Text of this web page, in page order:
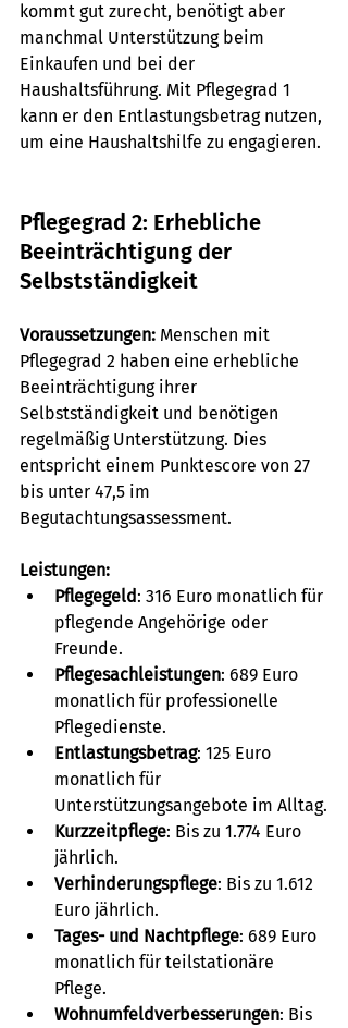
kommt gut zurecht, benötigt aber
manchmal Unterstützung beim
Einkaufen und bei der
Haushaltsführung. Mit Pflegegrad 1
kann er den Entlastungsbetrag nutzen,
um eine Haushaltshilfe zu engagieren.
Pflegegrad 2: Erhebliche
Beeinträchtigung der
Selbstständigkeit
Voraussetzungen: Menschen mit
Pflegegrad 2 haben eine erhebliche
Beeinträchtigung ihrer
Selbstständigkeit und benötigen
regelmäßig Unterstützung. Dies
entspricht einem Punktescore von 27
bis unter 47,5 im
Begutachtungsassessment.
Leistungen:
Pflegegeld: 316 Euro monatlich für
pflegende Angehörige oder
Freunde.
Pflegesachleistungen: 689 Euro
monatlich für professionelle
Pflegedienste.
Entlastungsbetrag: 125 Euro
monatlich für
Unterstützungsangebote im Alltag.
Kurzzeitpflege: Bis zu 1.774 Euro
jährlich.
Verhinderungspflege: Bis zu 1.612
Euro jährlich.
Tages- und Nachtpflege: 689 Euro
monatlich für teilstationäre
Pflege.
Wohnumfeldverbesserungen: Bis